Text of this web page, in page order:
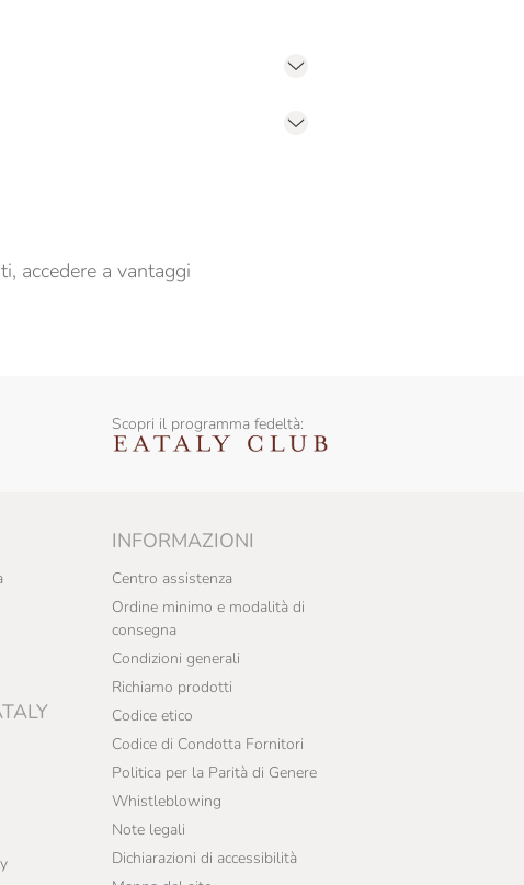
accedere a vantaggi
Scopri il programma fedeltà:
INFORMAZIONI
Centro assistenza
Ordine minimo e modalità di
consegna
Condizioni generali
Richiamo prodotti
Codice etico
Codice di Condotta Fornitori
Politica per la Parità di Genere
Whistleblowing
Note legali
Dichiarazioni di accessibilità